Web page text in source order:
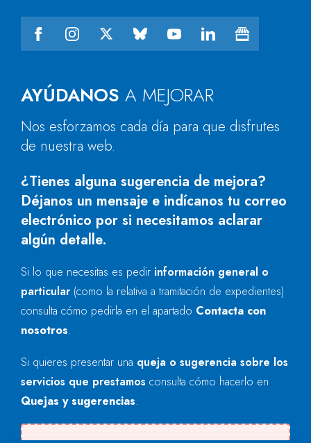
AYÚDANOS A MEJORAR
Nos esforzamos cada día para que disfrutes
de nuestra web.
¿Tienes alguna sugerencia de mejora?
Déjanos un mensaje e indícanos tu correo
electrónico por si necesitamos aclarar
algún detalle.
Si lo que necesitas es pedir información general o
particular (como la relativa a tramitación de expedientes)
consulta cómo pedirla en el apartado Contacta con
nosotros.
Si quieres presentar una queja o sugerencia sobre los
servicios que prestamos consulta cómo hacerlo en
Quejas y sugerencias.